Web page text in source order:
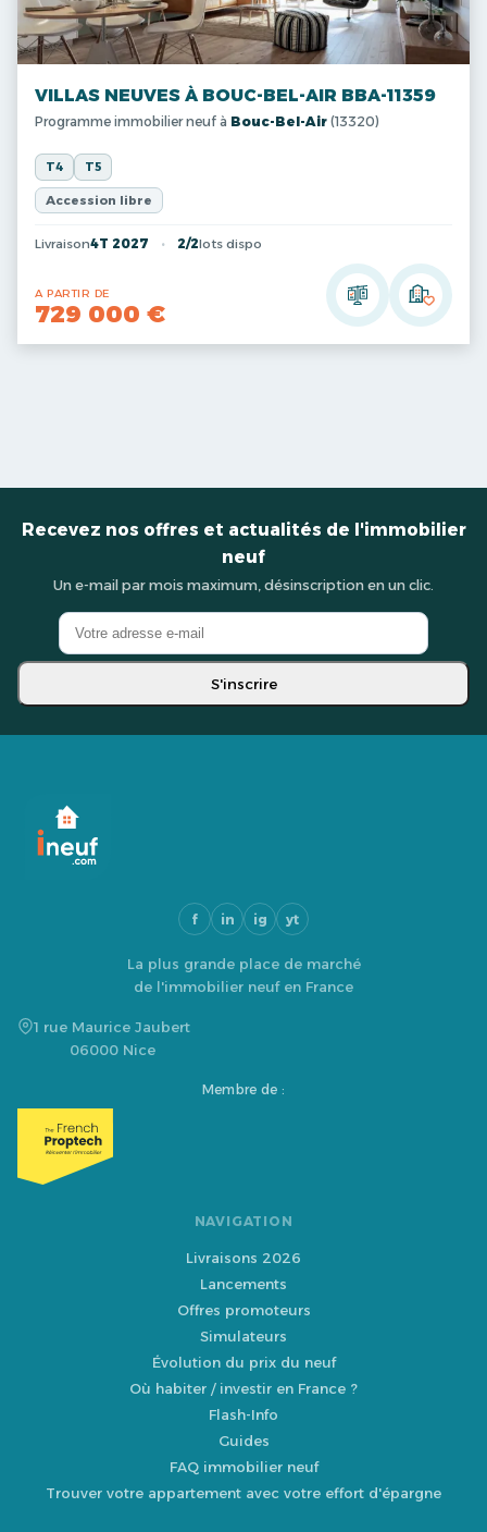
VILLAS NEUVES À BOUC-BEL-AIR BBA-11359
Programme immobilier neuf à Bouc-Bel-Air (13320)
T4 T5
Accession libre
Livraison4T 2027 2/2lots dispo
A PARTIR DE
729 000 €
Recevez nos offres et actualités de l'immobilier
neuf
Un e-mail par mois maximum, désinscription en un clic.
S'inscrire
f in ig yt
La plus grande place de marché
de l'immobilier neuf en France
1 rue Maurice Jaubert
06000 Nice
Membre de :
NAVIGATION
Livraisons 2026
Lancements
Offres promoteurs
Simulateurs
Évolution du prix du neuf
Où habiter / investir en France ?
Flash-Info
Guides
FAQ immobilier neuf
Trouver votre appartement avec votre effort d'épargne